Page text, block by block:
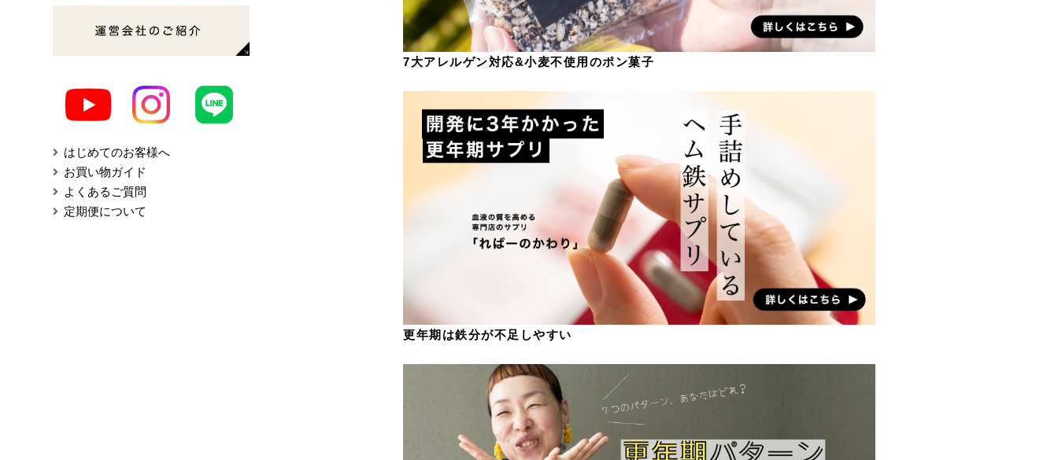
はじめてのお客様へ
お買い物ガイド
よくあるご質問
定期便について
7大アレルゲン対応&小麦不使用のポン菓子
更年期は鉄分が不足しやすい